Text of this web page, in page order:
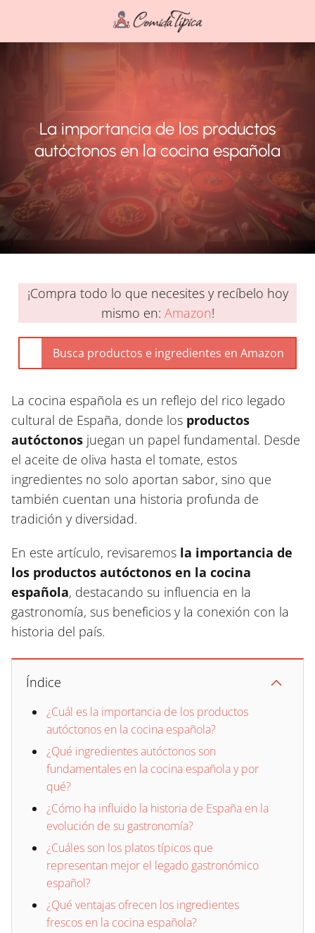
La importancia de los productos
autóctonos en la cocina española
¡Compra todo lo que necesites y recíbelo hoy
mismo en: Amazon!
La cocina española es un reflejo del rico legado
cultural de España, donde los productos
autóctonos juegan un papel fundamental. Desde
el aceite de oliva hasta el tomate, estos
ingredientes no solo aportan sabor, sino que
también cuentan una historia profunda de
tradición y diversidad.
En este artículo, revisaremos la importancia de
los productos autóctonos en la cocina
española, destacando su influencia en la
gastronomía, sus beneficios y la conexión con la
historia del país.
Índice
¿Cuál es la importancia de los productos
autóctonos en la cocina española?
¿Qué ingredientes autóctonos son
fundamentales en la cocina española y por
qué?
¿Cómo ha influido la historia de España en la
evolución de su gastronomía?
¿Cuáles son los platos típicos que
representan mejor el legado gastronómico
español?
¿Qué ventajas ofrecen los ingredientes
frescos en la cocina española?